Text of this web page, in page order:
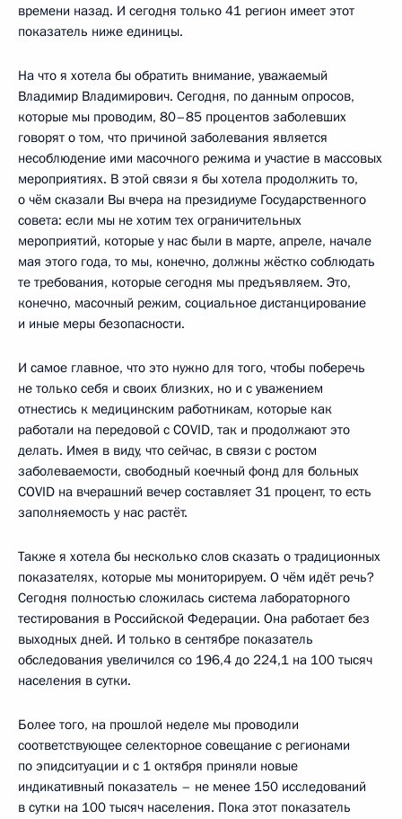
времени назад. И сегодня только 41 регион имеет этот
показатель ниже единицы.
На что я хотела бы обратить внимание, уважаемый
Владимир Владимирович. Сегодня, по данным опросов,
которые мы проводим, 80–85 процентов заболевших
говорят о том, что причиной заболевания является
несоблюдение ими масочного режима и участие в массовых
мероприятиях. В этой связи я бы хотела продолжить то,
о чём сказали Вы вчера на президиуме Государственного
совета: если мы не хотим тех ограничительных
мероприятий, которые у нас были в марте, апреле, начале
мая этого года, то мы, конечно, должны жёстко соблюдать
те требования, которые сегодня мы предъявляем. Это,
конечно, масочный режим, социальное дистанцирование
и иные меры безопасности.
И самое главное, что это нужно для того, чтобы поберечь
не только себя и своих близких, но и с уважением
отнестись к медицинским работникам, которые как
работали на передовой с COVID, так и продолжают это
делать. Имея в виду, что сейчас, в связи с ростом
заболеваемости, свободный коечный фонд для больных
COVID на вчерашний вечер составляет 31 процент, то есть
заполняемость у нас растёт.
Также я хотела бы несколько слов сказать о традиционных
показателях, которые мы мониторируем. О чём идёт речь?
Сегодня полностью сложилась система лабораторного
тестирования в Российской Федерации. Она работает без
выходных дней. И только в сентябре показатель
обследования увеличился со 196,4 до 224,1 на 100 тысяч
населения в сутки.
Более того, на прошлой неделе мы проводили
соответствующее селекторное совещание с регионами
по эпидситуации и с 1 октября приняли новые
индикативный показатель – не менее 150 исследований
в сутки на 100 тысяч населения. Пока этот показатель